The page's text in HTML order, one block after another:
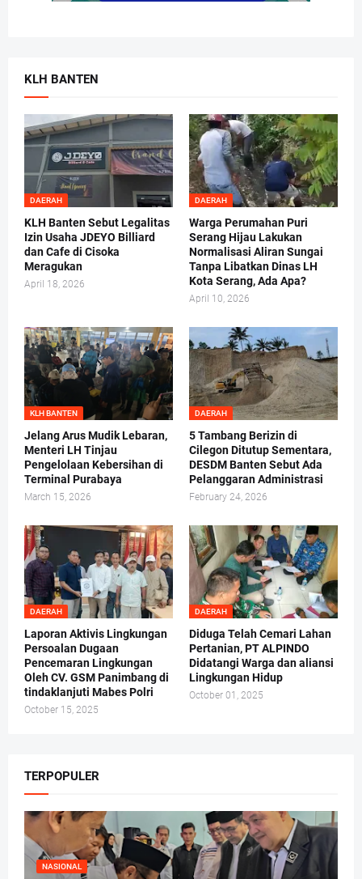
KLH BANTEN
DAERAH
KLH Banten Sebut Legalitas
Izin Usaha JDEYO Billiard
dan Cafe di Cisoka
Meragukan
April 18, 2026
DAERAH
Warga Perumahan Puri
Serang Hijau Lakukan
Normalisasi Aliran Sungai
Tanpa Libatkan Dinas LH
Kota Serang, Ada Apa?
April 10, 2026
KLH BANTEN
Jelang Arus Mudik Lebaran,
Menteri LH Tinjau
Pengelolaan Kebersihan di
Terminal Purabaya
March 15, 2026
DAERAH
5 Tambang Berizin di
Cilegon Ditutup Sementara,
DESDM Banten Sebut Ada
Pelanggaran Administrasi
February 24, 2026
DAERAH
Laporan Aktivis Lingkungan
Persoalan Dugaan
Pencemaran Lingkungan
Oleh CV. GSM Panimbang di
tindaklanjuti Mabes Polri
October 15, 2025
DAERAH
Diduga Telah Cemari Lahan
Pertanian, PT ALPINDO
Didatangi Warga dan aliansi
Lingkungan Hidup
October 01, 2025
TERPOPULER
NASIONAL